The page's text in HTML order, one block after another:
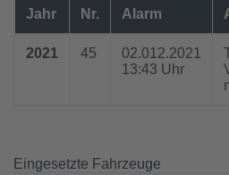
Jahr Nr. Alarm
2021 45
02.012.2021
13:43 Uhr
Eingesetzte Fahrzeuge